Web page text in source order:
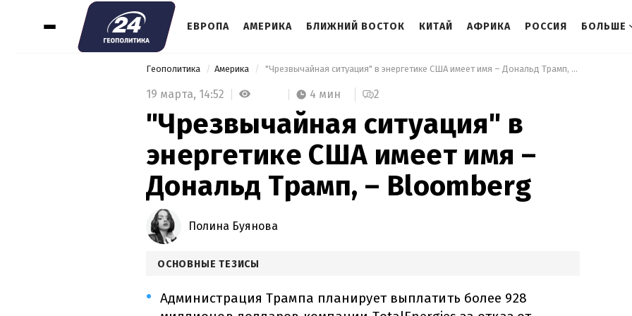
ЕВРОПА АМЕРИКА БЛИЖНИЙ ВОСТОК КИТАЙ АФРИКА РОССИЯ БОЛЬШЕ
Геополитика Америка "Чрезвычайная ситуация" в энергетике США имеет имя – Дональд Трамп, – Bloomberg
19 марта, 14:52 4 мин 2
"Чрезвычайная ситуация" в
энергетике США имеет имя –
Дональд Трамп, – Bloomberg
Полина Буянова
ОСНОВНЫЕ ТЕЗИСЫ
Администрация Трампа планирует выплатить более 928